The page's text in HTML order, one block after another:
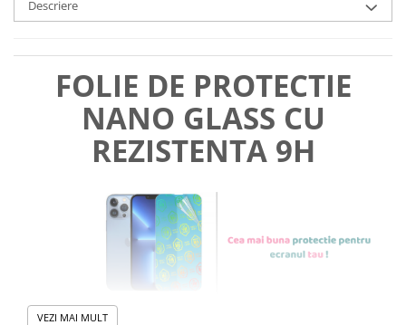
Descriere
FOLIE DE PROTECTIE
NANO GLASS CU
REZISTENTA 9H
VEZI MAI MULT